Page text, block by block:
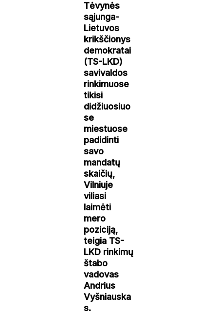
Tėvynės
sąjunga-
Lietuvos
krikščionys
demokratai
(TS-LKD)
savivaldos
rinkimuose
tikisi
didžiuosiuo
se
miestuose
padidinti
savo
mandatų
skaičių,
Vilniuje
viliasi
laimėti
mero
poziciją,
teigia TS-
LKD rinkimų
štabo
vadovas
Andrius
Vyšniauska
s.